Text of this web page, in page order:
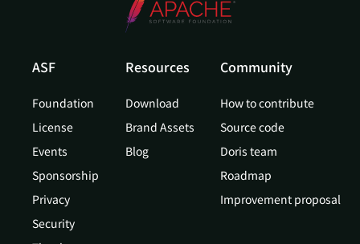
ASF
Foundation
License
Events
Sponsorship
Privacy
Security
Resources
Download
Brand Assets
Blog
Community
How to contribute
Source code
Doris team
Roadmap
Improvement proposal